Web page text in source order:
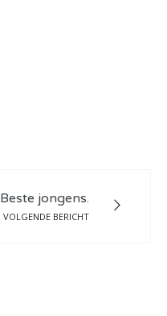
Beste jongens.
VOLGENDE BERICHT